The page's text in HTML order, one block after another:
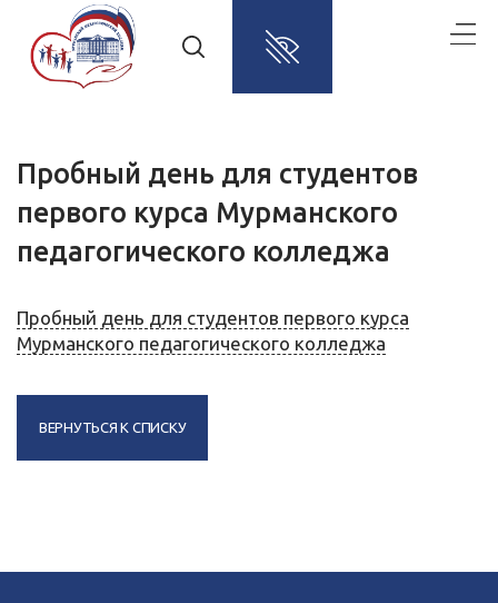
Пробный день для студентов
первого курса Мурманского
педагогического колледжа
Пробный день для студентов первого курса
Мурманского педагогического колледжа
ВЕРНУТЬСЯ К СПИСКУ